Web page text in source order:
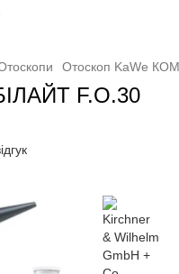
Отоскоп KaWe
F.O.30